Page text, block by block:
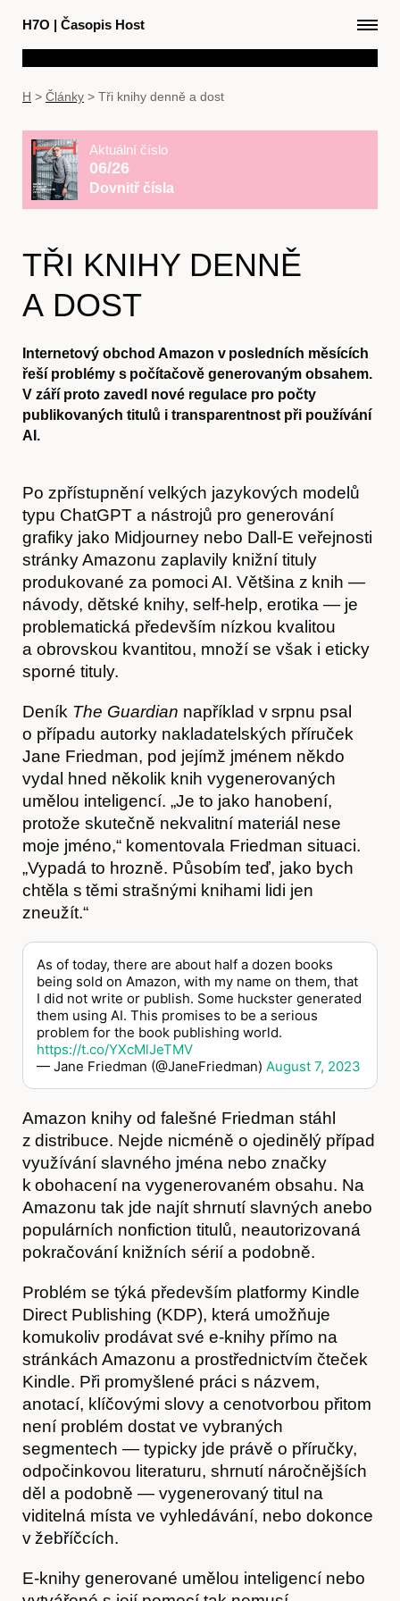
H7O | Časopis Host
Články
Časopis
Hostcast
H > Články > Tři knihy denně a dost
Aktuální číslo
06/26
Dovnitř čísla
TŘI KNIHY DENNĚ
A DOST
Internetový obchod Amazon v posledních měsících
řeší problémy s počítačově generovaným obsahem.
V září proto zavedl nové regulace pro počty
publikovaných titulů i transparentnost při používání
AI.
Po zpřístupnění velkých jazykových modelů
typu ChatGPT a nástrojů pro generování
grafiky jako Midjourney nebo Dall-E veřejnosti
stránky Amazonu zaplavily knižní tituly
produkované za pomoci AI. Většina z knih —
návody, dětské knihy, self-help, erotika — je
problematická především nízkou kvalitou
a obrovskou kvantitou, množí se však i eticky
sporné tituly.
Deník The Guardian například v srpnu psal
o případu autorky nakladatelských příruček
Jane Friedman, pod jejímž jménem někdo
vydal hned několik knih vygenerovaných
umělou inteligencí. „Je to jako hanobení,
protože skutečně nekvalitní materiál nese
moje jméno,“ komentovala Friedman situaci.
„Vypadá to hrozně. Působím teď, jako bych
chtěla s těmi strašnými knihami lidi jen
zneužít.“
As of today, there are about half a dozen books
being sold on Amazon, with my name on them, that
I did not write or publish. Some huckster generated
them using AI. This promises to be a serious
problem for the book publishing world.
https://t.co/YXcMlJeTMV
— Jane Friedman (@JaneFriedman) August 7, 2023
Amazon knihy od falešné Friedman stáhl
z distribuce. Nejde nicméně o ojedinělý případ
využívání slavného jména nebo značky
k obohacení na vygenerovaném obsahu. Na
Amazonu tak jde najít shrnutí slavných anebo
populárních nonfiction titulů, neautorizovaná
pokračování knižních sérií a podobně.
Problém se týká především platformy Kindle
Direct Publishing (KDP), která umožňuje
komukoliv prodávat své e-knihy přímo na
stránkách Amazonu a prostřednictvím čteček
Kindle. Při promyšlené práci s názvem,
anotací, klíčovými slovy a cenotvorbou přitom
není problém dostat ve vybraných
segmentech — typicky jde právě o příručky,
odpočinkovou literaturu, shrnutí náročnějších
děl a podobně — vygenerovaný titul na
viditelná místa ve vyhledávání, nebo dokonce
v žebříčcích.
E-knihy generované umělou inteligencí nebo